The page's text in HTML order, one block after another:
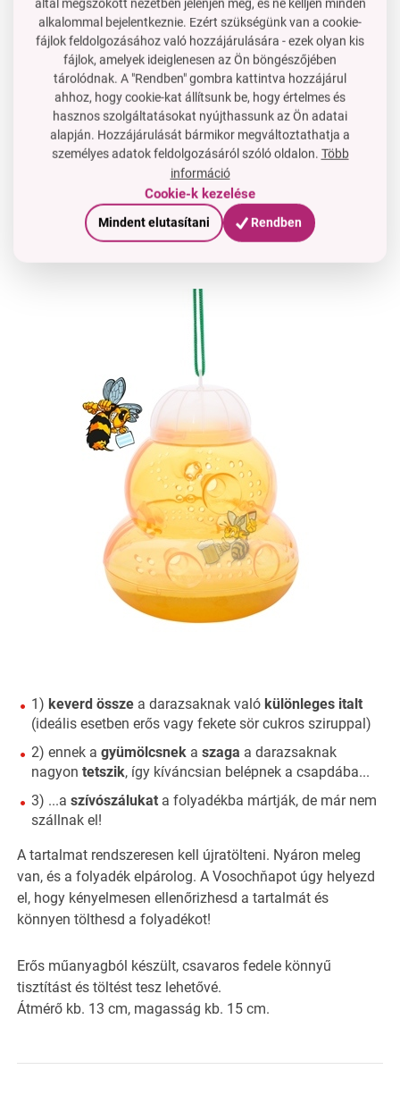
Használhatok más csalit?
Igen, az édes italok is működnek, de a sör és a szirup
kombinációja a legjobban hatékony.
“100%-kal NAGYOBB = több rovart fog
el, és ritkábban cseréled a csalit...”
Függeszd fel olyan hely közelében, ahol nem akarod, hogy
a darazsak zavarjanak. Pl. egy faágra, pergolára,
1) keverd össze a darazsaknak való különleges italt
(ideális esetben erős vagy fekete sör cukros sziruppal)
2) ennek a gyümölcsnek a szaga a darazsaknak
nagyon tetszik, így kíváncsian belépnek a csapdába...
3) ...a szívószálukat a folyadékba mártják, de már nem
szállnak el!
A tartalmat rendszeresen kell újratölteni. Nyáron meleg
van, és a folyadék elpárolog. A Vosochňapot úgy helyezd
el, hogy kényelmesen ellenőrizhesd a tartalmát és
könnyen tölthesd a folyadékot!
Erős műanyagból készült, csavaros fedele könnyű
tisztítást és töltést tesz lehetővé.
Átmérő kb. 13 cm, magasság kb. 15 cm.
által megszokott nézetben jelenjen meg, és ne kelljen minden
alkalommal bejelentkeznie. Ezért szükségünk van a cookie-
fájlok feldolgozásához való hozzájárulására - ezek olyan kis
fájlok, amelyek ideiglenesen az Ön böngészőjében
tárolódnak. A "Rendben" gombra kattintva hozzájárul
ahhoz, hogy cookie-kat állítsunk be, hogy értelmes és
hasznos szolgáltatásokat nyújthassunk az Ön adatai
alapján. Hozzájárulását bármikor megváltoztathatja a
személyes adatok feldolgozásáról szóló oldalon. Több
információ
Cookie-k kezelése
Mindent elutasítani Rendben